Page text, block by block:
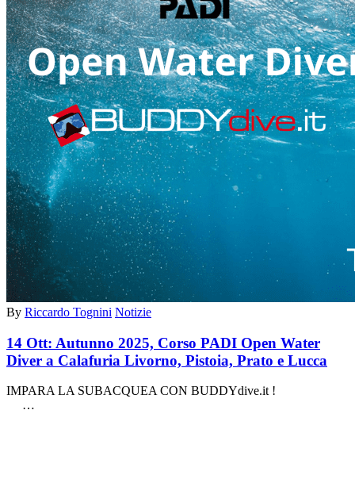
By Riccardo Tognini Notizie
14 Ott: Autunno 2025, Corso PADI Open Water
Diver a Calafuria Livorno, Pistoia, Prato e Lucca
IMPARA LA SUBACQUEA CON BUDDYdive.it !
…